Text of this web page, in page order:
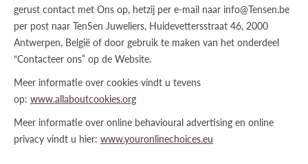
gerust contact met Ons op, hetzij per e-mail naar info@Tensen.be
per post naar TenSen Juweliers, Huidevettersstraat 46, 2000
Antwerpen, België of door gebruik te maken van het onderdeel
“Contacteer ons” op de Website.
Meer informatie over cookies vindt u tevens
op: www.allaboutcookies.org
Meer informatie over online behavioural advertising en online
privacy vindt u hier: www.youronlinechoices.eu